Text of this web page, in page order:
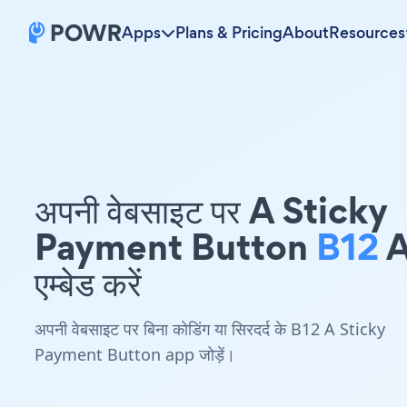
Apps Plans & PricingAboutResources
अपनी वेबसाइट पर A Sticky
Payment Button B12
एम्बेड करें
अपनी वेबसाइट पर बिना कोडिंग या सिरदर्द के B12 A Sticky
Payment Button app जोड़ें।